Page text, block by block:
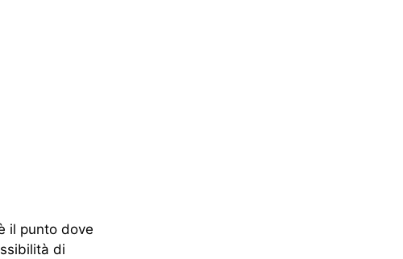
il punto dove
di